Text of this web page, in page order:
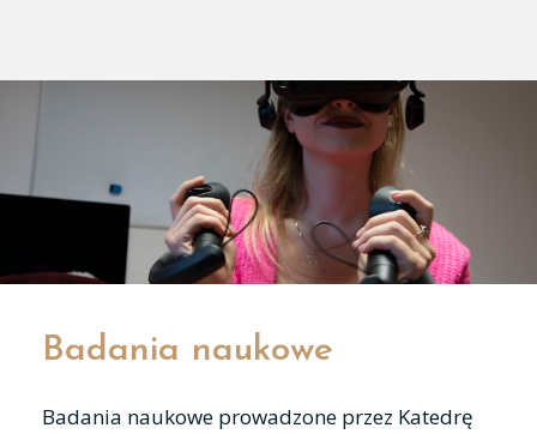
Badania naukowe
Badania naukowe prowadzone przez Katedrę